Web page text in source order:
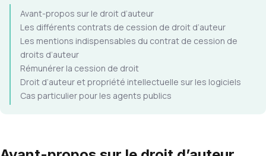
Avant-propos sur le droit d’auteur
Les différents contrats de cession de droit d’auteur
Les mentions indispensables du contrat de cession de
droits d’auteur
Rémunérer la cession de droit
Droit d’auteur et propriété intellectuelle sur les logiciels
Cas particulier pour les agents publics